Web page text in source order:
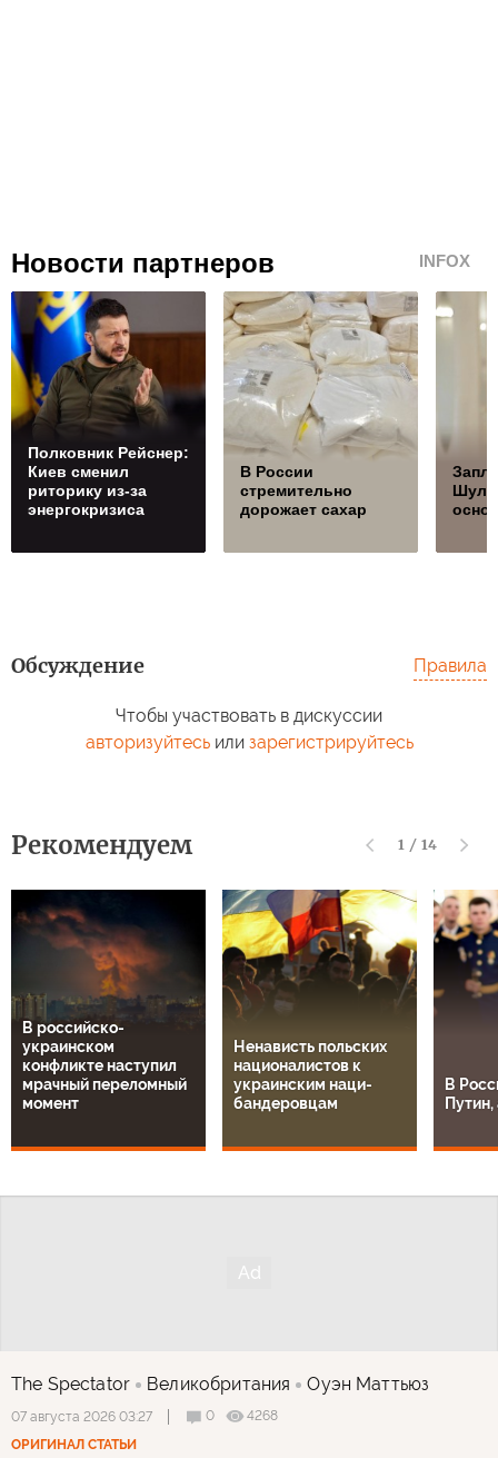
Новости партнеров INFOX
Полковник Рейснер:
Киев сменил
риторику из-за
энергокризиса
В России
стремительно
дорожает сахар
Обсуждение Правила
Чтобы участвовать в дискуссии
авторизуйтесьили зарегистрируйтесь
Рекомендуем 1 / 14
В российско-
украинском
конфликте наступил
мрачный переломный
момент
Ненависть польских
националистов к
украинским наци-
бандеровцам
В
The Spectator Великобритания Оуэн Маттьюз
07 августа 2026 03:27 0
4268
ОРИГИНАЛ СТАТЬИ